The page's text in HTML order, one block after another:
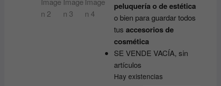
peluquería o de estética
o bien para guardar todos
tusaccesorios de
cosmética
SE VENDE VACÍA, sin
artículos
Hay existencias